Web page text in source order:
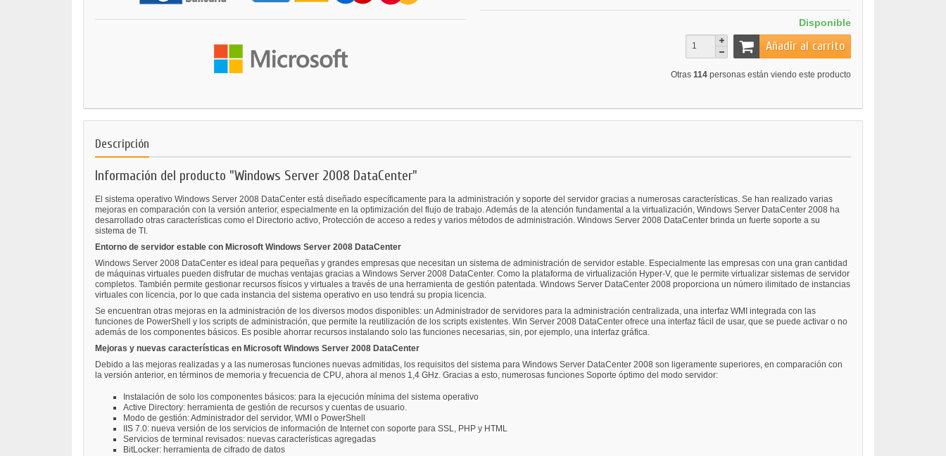
Disponible
Añadir al carrito
Otras 114 personas están viendo este producto
Descripción
Información del producto "Windows Server 2008 DataCenter"
El sistema operativo Windows Server 2008 DataCenter está diseñado específicamente para la administración y soporte del servidor gracias a numerosas características. Se han realizado varias
mejoras en comparación con la versión anterior, especialmente en la optimización del flujo de trabajo. Además de la atención fundamental a la virtualización, Windows Server DataCenter 2008 ha
desarrollado otras características como el Directorio activo, Protección de acceso a redes y varios métodos de administración. Windows Server 2008 DataCenter brinda un fuerte soporte a su
sistema de TI.
Entorno de servidor estable con Microsoft Windows Server 2008 DataCenter
Windows Server 2008 DataCenter es ideal para pequeñas y grandes empresas que necesitan un sistema de administración de servidor estable. Especialmente las empresas con una gran cantidad
de máquinas virtuales pueden disfrutar de muchas ventajas gracias a Windows Server 2008 DataCenter. Como la plataforma de virtualización Hyper-V, que le permite virtualizar sistemas de servidor
completos. También permite gestionar recursos físicos y virtuales a través de una herramienta de gestión patentada. Windows Server DataCenter 2008 proporciona un número ilimitado de instancias
virtuales con licencia, por lo que cada instancia del sistema operativo en uso tendrá su propia licencia.
Se encuentran otras mejoras en la administración de los diversos modos disponibles: un Administrador de servidores para la administración centralizada, una interfaz WMI integrada con las
funciones de PowerShell y los scripts de administración, que permite la reutilización de los scripts existentes. Win Server 2008 DataCenter ofrece una interfaz fácil de usar, que se puede activar o no
además de los componentes básicos. Es posible ahorrar recursos instalando solo las funciones necesarias, sin, por ejemplo, una interfaz gráfica.
Mejoras y nuevas características en Microsoft Windows Server 2008 DataCenter
Debido a las mejoras realizadas y a las numerosas funciones nuevas admitidas, los requisitos del sistema para Windows Server DataCenter 2008 son ligeramente superiores, en comparación con
la versión anterior, en términos de memoria y frecuencia de CPU, ahora al menos 1,4 GHz. Gracias a esto, numerosas funciones Soporte óptimo del modo servidor:
Instalación de solo los componentes básicos: para la ejecución mínima del sistema operativo
Active Directory: herramienta de gestión de recursos y cuentas de usuario.
Modo de gestión: Administrador del servidor, WMI o PowerShell
IIS 7.0: nueva versión de los servicios de información de Internet con soporte para SSL, PHP y HTML
Servicios de terminal revisados: nuevas características agregadas
BitLocker: herramienta de cifrado de datos